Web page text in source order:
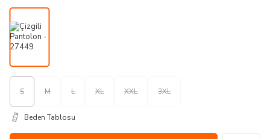
S M L XL XXL 3XL
Beden Tablosu